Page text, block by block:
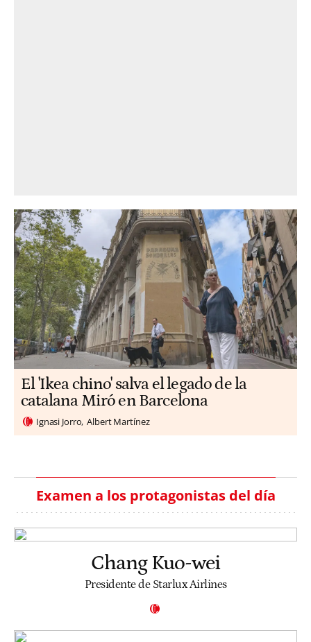
El 'Ikea chino' salva el legado de la
catalana Miró en Barcelona
Ignasi Jorro Albert Martínez
Examen a los protagonistas del día
Chang Kuo-wei
Presidente de Starlux Airlines